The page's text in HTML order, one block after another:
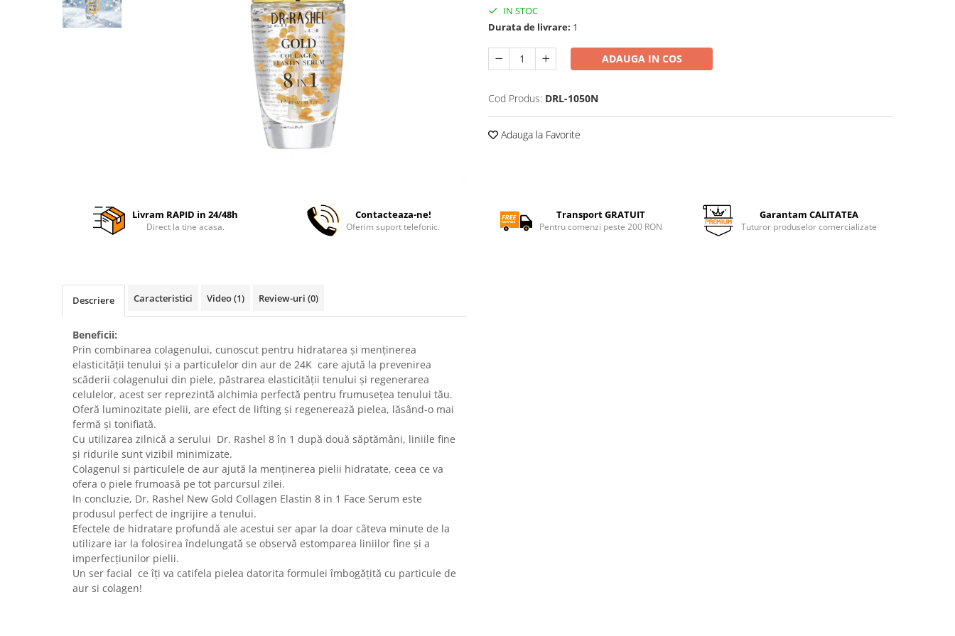
IN STOC
Durata de livrare: 1
ADAUGA IN COS
Cod Produs: DRL-1050N
Adauga la Favorite
Livram RAPID in 24/48h
Direct la tine acasa.
Contacteaza-ne!
Oferim suport telefonic.
Transport GRATUIT
Pentru comenzi peste 200 RON
Garantam CALITATEA
Tuturor produselor comercializate
Descriere Caracteristici Video(1) Review-uri (0)
Beneficii:
Prin combinarea colagenului, cunoscut pentru hidratarea și menținerea
elasticității tenului și a particulelor din aur de 24K care ajută la prevenirea
scăderii colagenului din piele, păstrarea elasticității tenului și regenerarea
celulelor, acest ser reprezintă alchimia perfectă pentru frumusețea tenului tău.
Oferă luminozitate pielii, are efect de lifting și regenerează pielea, lăsând-o mai
fermă și tonifiată.
Cu utilizarea zilnică a serului Dr. Rashel 8 în 1 după două săptămâni, liniile fine
și ridurile sunt vizibil minimizate.
Colagenul si particulele de aur ajută la menținerea pielii hidratate, ceea ce va
ofera o piele frumoasă pe tot parcursul zilei.
In concluzie, Dr. Rashel New Gold Collagen Elastin 8 in 1 Face Serum este
produsul perfect de ingrijire a tenului.
Efectele de hidratare profundă ale acestui ser apar la doar câteva minute de la
utilizare iar la folosirea îndelungată se observă estomparea liniilor fine și a
imperfecțiunilor pielii.
Un ser facial ce îți va catifela pielea datorita formulei îmbogățită cu particule de
aur si colagen!